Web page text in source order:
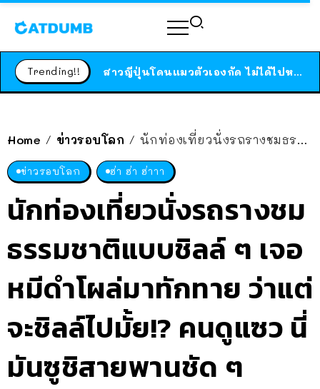
Trending!! ได้เวลาเด็กหนวดรวมตัว RF Online Next เปิดให้เล่นแล้ว เกม Sci-Fi MMORPG ระดับตำนาน เล่นได้ทั้งมือถือและ PC
Home / ข่าวรอบโลก / นักท่องเที่ยวนั่งรถรางชมธรรมชาติแบบชิลล์ ๆ เจอหมีดำโผล่มาทักทาย ว่าแต่จะชิลล์ไปมั้ย!? คนดูแซว นี่มันซูชิสายพานชัด ๆ
ข่าวรอบโลก ฮ่า ฮ่า ฮ่าาา
นักท่องเที่ยวนั่งรถรางชม
ธรรมชาติแบบชิลล์ ๆ เจอ
หมีดำโผล่มาทักทาย ว่าแต่
จะชิลล์ไปมั้ย!? คนดูแซว นี่
มันซูชิสายพานชัด ๆ